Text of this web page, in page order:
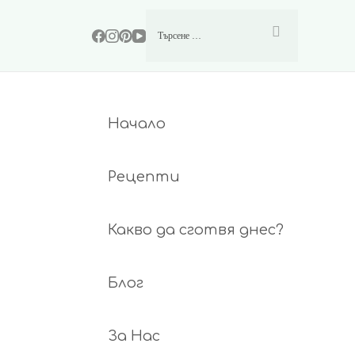
Начало
Рецепти
Какво да сготвя днес?
Блог
За Нас